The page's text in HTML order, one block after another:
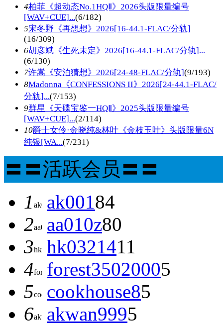
4柏菲《超动态No.1HQⅡ》2026头版限量编号
[WAV+CUE]...(6/182)
5宋冬野《再想想》2026[16-44.1-FLAC/分轨]
(16/309)
6胡彦斌《生死未定》2026[16-44.1-FLAC/分轨]...
(6/130)
7许嵩《安泊猜想》2026[24-48-FLAC/分轨](9/193)
8Madonna《CONFESSIONS II》2026[24-44.1-FLAC/
分轨]...(7/153)
9群星《天碟宝鉴一HQⅡ》2025头版限量编号
[WAV+CUE]...(2/114)
10爵士女伶·金晓纯&林叶《金枝玉叶》头版限量6N
纯银[WA...(7/231)
〓〓活跃会员〓〓
1
ak00184
2
aa010z80
3
hk0321411
4
forest35020005
5
cookhouse85
6
akwan9995